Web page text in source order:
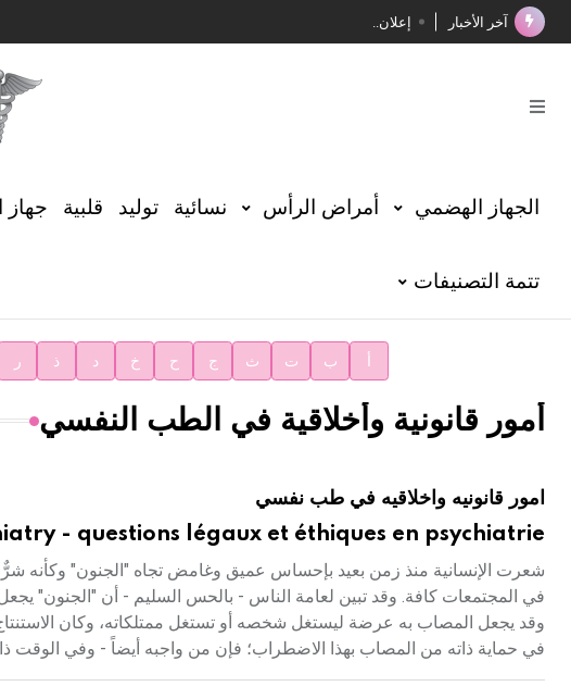
آخر الأخبار إعلان..
توصيات مجلس الإدارة
الأستاذ إياد خالد الطباع مدير عام لهيئة الموسوعة العربية
الجهاز الهضمي أمراض الرأس نسائية توليد قلبية جهاز
تتمة التصنيفات
ب ت ث ج ح خ د ذ ر
أمور قانونية وأخلاقية في الطب النفسي
امور قانونيه واخلاقيه في طب نفسي
- questions légaux et éthiques en psychiatrie
شعرت الإنسانية منذ زمن بعيد بإحساس عميق وغامض تجاه "الجنون" وكأنه
في المجتمعات كافة. وقد تبين لعامة الناس - بالحس السليم - أن "الجنون" يجعل
وقد يجعل المصاب به عرضة ليستغل شخصه أو تستغل ممتلكاته، وكان
في حماية ذاته من المصاب بهذا الاضطراب؛ فإن من واجبه أيضاً - وفي الوقت